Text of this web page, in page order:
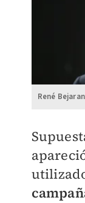
René